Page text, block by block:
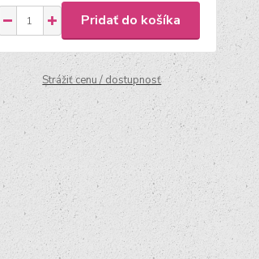
Pridať do košíka
Strážiť cenu / dostupnosť